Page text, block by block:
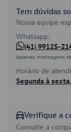
Tem dúvidas
Nossa equipe
Whatsapp:
(41) 99125-
(apenas mensagens
Horário de
Segunda à
Verifique a
Consulte a